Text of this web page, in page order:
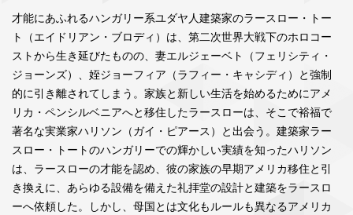
才能にあふれるハンガリー系ユダヤ人建築家のラースロー・トー
ト（エイドリアン・ブロディ）は、第二次世界大戦下のホロコー
ストから生き延びたものの、妻エルジェーベト（フェリシティ・
ジョーンズ）、姪ジョーフィア（ラフィー・キャシディ）と強制
的に引き離されてしまう。家族と新しい生活を始めるためにアメ
リカ・ペンシルベニアへと移住したラースローは、そこで裕福で
著名な実業家ハリソン（ガイ・ピアース）と出会う。建築家ラー
スロー・トートのハンガリーでの輝かしい実績を知ったハリソン
は、ラースローの才能を認め、彼の家族の早期アメリカ移住と引
き換えに、あらゆる設備を備えた礼拝堂の設計と建築をラースロ
ーへ依頼した。しかし、母国とは文化もルールも異なるアメリカ